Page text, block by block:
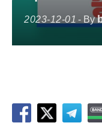
2023-12-01 - By